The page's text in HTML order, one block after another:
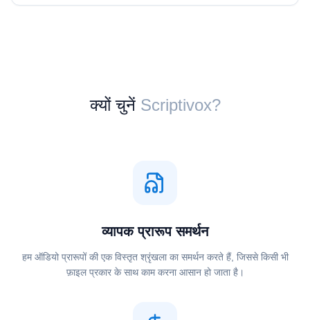
क्यों चुनें Scriptivox?
व्यापक प्रारूप समर्थन
हम ऑडियो प्रारूपों की एक विस्तृत श्रृंखला का समर्थन करते हैं, जिससे किसी भी
फ़ाइल प्रकार के साथ काम करना आसान हो जाता है।